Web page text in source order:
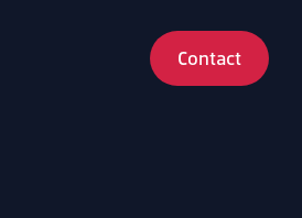
Contact